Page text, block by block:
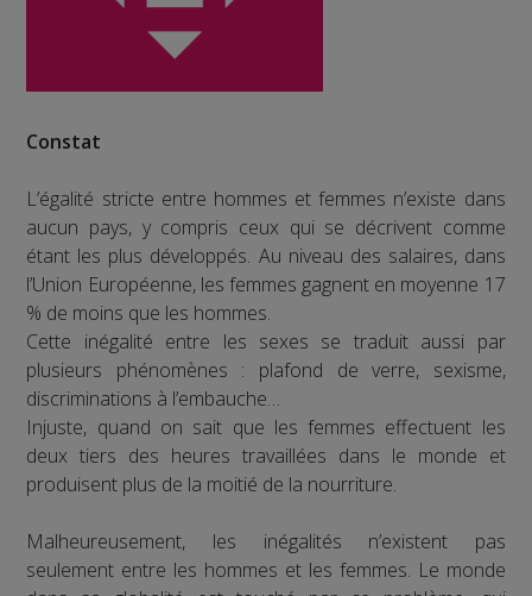
Constat
L’égalité stricte entre hommes et femmes n’existe dans
aucun pays, y compris ceux qui se décrivent comme
étant les plus développés. Au niveau des salaires, dans
l’Union Européenne, les femmes gagnent en moyenne 17
% de moins que les hommes.
Cette inégalité entre les sexes se traduit aussi par
plusieurs phénomènes : plafond de verre, sexisme,
discriminations à l’embauche…
Injuste, quand on sait que les femmes effectuent les
deux tiers des heures travaillées dans le monde et
produisent plus de la moitié de la nourriture.
Malheureusement, les inégalités n’existent pas
seulement entre les hommes et les femmes. Le monde